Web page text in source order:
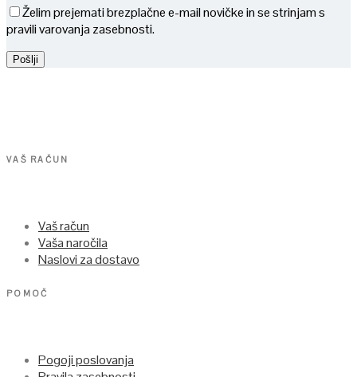
Želim prejemati brezplačne e-mail novičke in se strinjam s
pravili varovanja zasebnosti.
VAŠ RAČUN
Vaš račun
Vaša naročila
Naslovi za dostavo
POMOČ
Pogoji poslovanja